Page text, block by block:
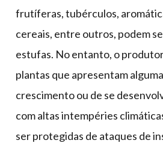
frutíferas, tubérculos,
cereais, entre outros, podem
estufas. No entanto, o
plantas que apresentam
crescimento ou de se
com altas intempéries
ser protegidas de ataques de